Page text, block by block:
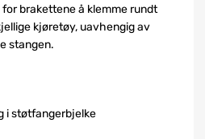
brakettene å klemme rundt
kjøretøy, uavhengig av
stangen.
i støtfangerbjelke